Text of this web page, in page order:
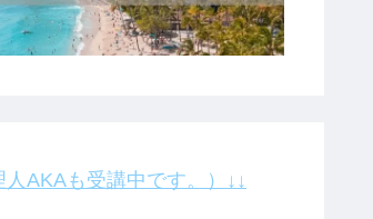
人AKAも受講中です。）↓↓